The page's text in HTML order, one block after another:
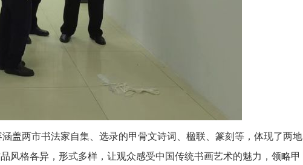
盖两市书法家自集、选录的甲骨文诗词、楹联、篆刻等，体现了两地
风格各异，形式多样，让观众感受中国传统书画艺术的魅力，领略甲